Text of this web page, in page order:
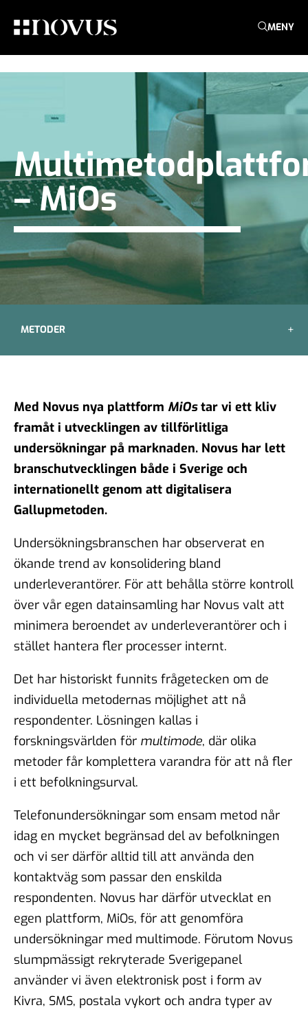
MENY
– MiOs
METODER
Med Novus nya plattform MiOstar vi ett kliv
framåt i utvecklingen av tillförlitliga
undersökningar på marknaden. Novus har lett
branschutvecklingen både i Sverige och
internationellt genom att digitalisera
Gallupmetoden.
Undersökningsbranschen har observerat en
ökande trend av konsolidering bland
underleverantörer. För att behålla större kontroll
över vår egen datainsamling har Novus valt att
minimera beroendet av underleverantörer och i
stället hantera fler processer internt.
Det har historiskt funnits frågetecken om de
individuella metodernas möjlighet att nå
respondenter. Lösningen kallas i
forskningsvärlden för multimode, där olika
metoder får komplettera varandra för att nå fler
i ett befolkningsurval.
Telefonundersökningar som ensam metod når
idag en mycket begränsad del av befolkningen
och vi ser därför alltid till att använda den
kontaktväg som passar den enskilda
respondenten. Novus har därför utvecklat en
egen plattform, MiOs, för att genomföra
undersökningar med multimode. Förutom Novus
slumpmässigt rekryterade Sverigepanel
använder vi även elektronisk post i form av
Kivra, SMS, postala vykort och andra typer av